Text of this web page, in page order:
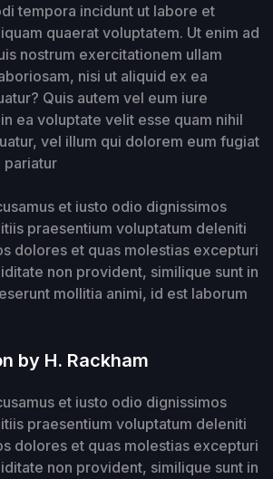
tempora incidunt ut labore et
quaerat voluptatem. Ut enim ad
nostrum exercitationem ullam
nisi ut aliquid ex ea
Quis autem vel eum iure
ea voluptate velit esse quam nihil
vel illum qui dolorem eum fugiat
pariatur
et iusto odio dignissimos
praesentium voluptatum deleniti
dolores et quas molestias excepturi
non provident, similique sunt in
mollitia animi, id est laborum
by H. Rackham
et iusto odio dignissimos
praesentium voluptatum deleniti
dolores et quas molestias excepturi
non provident, similique sunt in